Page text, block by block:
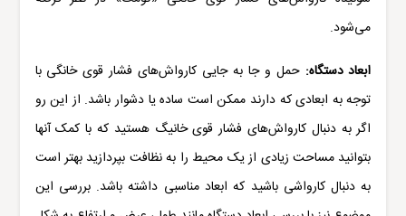
می‌شود.
ابعاد دستگاه: حمل و جا به جایی کارواش‌های فشار قوی خانگی با
توجه به ابعادی که دارند ممکن است ساده یا دشوار باشد. از این رو
اگر به دنبال کارواش‌های فشار قوی خانیگ هستید که با کمک آنها
بتوانید مساحت زیادی از یک محیط را به نظافت بپردازید بهتر است
به دنبال کارواشی باشید که ابعاد مناسبی داشته باشد. بررسی این